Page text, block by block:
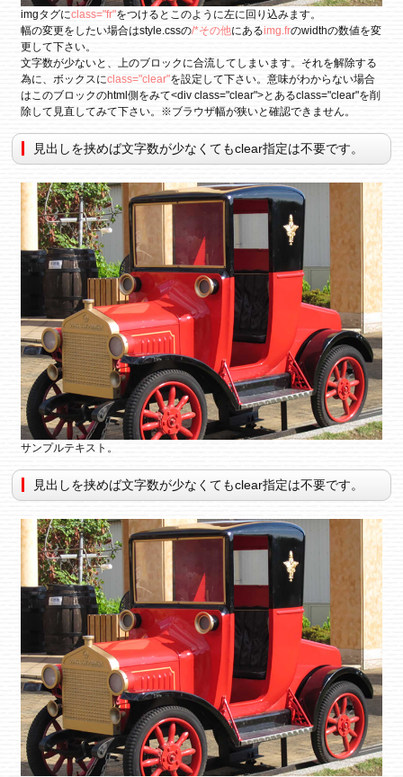
imgタグにclass="fr"をつけるとこのように左に回り込みます。
幅の変更をしたい場合はstyle.cssの/*その他にあるimg.frのwidthの数値を変
更して下さい。
文字数が少ないと、上のブロックに合流してしまいます。それを解除する
為に、ボックスにclass="clear"を設定して下さい。意味がわからない場合
はこのブロックのhtml側をみて<div class="clear">とあるclass="clear"を削
除して見直してみて下さい。※ブラウザ幅が狭いと確認できません。
見出しを挟めば文字数が少なくてもclear指定は不要です。
サンプルテキスト。
見出しを挟めば文字数が少なくてもclear指定は不要です。